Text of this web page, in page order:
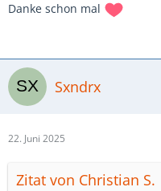
Grundsätzlich bleibt ea
nicht kompliziert zu
mit Rechnung einstecken,
anderen Mitglieder das
versteuern muss, sollte
Steuern als ohne
Danke schon mal
Sxndrx
22. Juni 2025
Zitat von Christian S.